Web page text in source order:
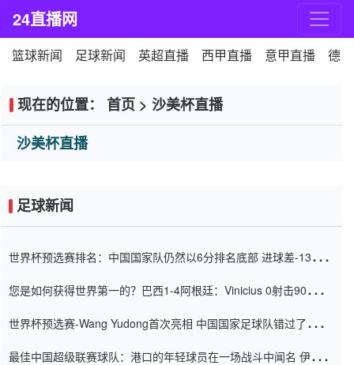
24直播网
篮球新闻 足球新闻 英超直播 西甲直播 意甲直播 德
现在的位置： 首页 > 沙美杯直播
沙美杯直播
足球新闻
世界杯预选赛排名：中国国家队仍然以6分排名底部 进球差-13令人
您是如何获得世界第一的？巴西1-4阿根廷：Vinicius 0射击90分钟
世界杯预选赛-Wang Yudong首次亮相 中国国家足球队错过了世界
最佳中国超级联赛球队：港口的年轻球员在一场战斗中闻名 伊万放